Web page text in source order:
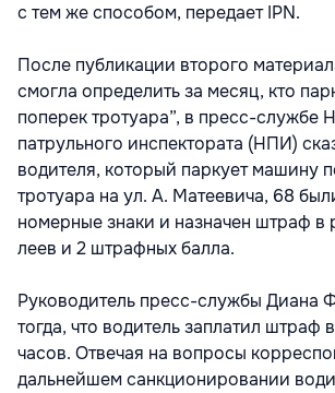
с тем же способом, передает IPN.
После публикации второго
смогла определить за месяц, кто
поперек тротуара”, в пресс-службе
патрульного инспектората (НПИ)
водителя, который паркует машину
тротуара на ул. А. Матеевича, 68
номерные знаки и назначен штраф в
леев и 2 штрафных балла.
Руководитель пресс-службы Диана
тогда, что водитель заплатил штраф
часов. Отвечая на вопросы
дальнейшем санкционировании